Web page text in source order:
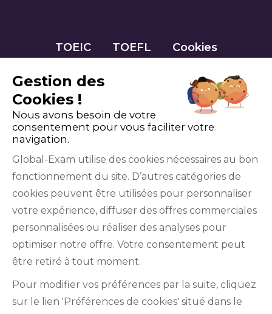
TOEIC TOEFL Cookies
Twitter YouTube
institutions qui gèrent les examens officiels du
Gestion des
Cookies !
Nous avons besoin de votre
consentement pour vous faciliter votre
navigation.
Global-Exam utilise des cookies nécessaires au bon
fonctionnement du site. D’autres catégories de
cookies peuvent être utilisées pour personnaliser
votre expérience, diffuser des offres commerciales
personnalisées ou réaliser des analyses pour
optimiser notre offre. Votre consentement peut
être retiré à tout moment.
Pour modifier vos préférences par la suite, cliquez
sur le lien 'Préférences de cookies' situé dans le